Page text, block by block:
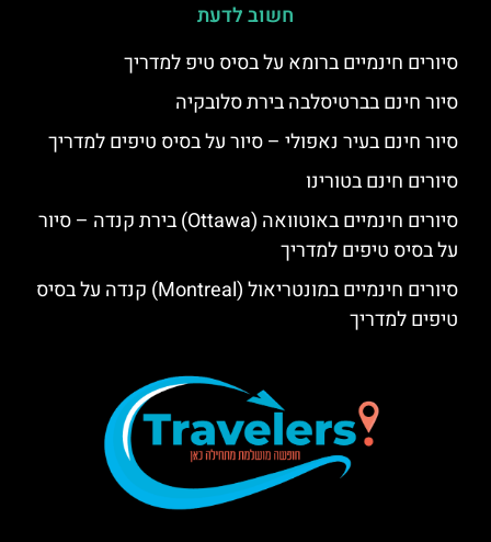
חשוב לדעת
סיורים חינמיים ברומא על בסיס טיפ למדריך
סיור חינם בברטיסלבה בירת סלובקיה
סיור חינם בעיר נאפולי – סיור על בסיס טיפים למדריך
סיורים חינם בטורינו
סיורים חינמיים באוטוואה (Ottawa) בירת קנדה – סיור
על בסיס טיפים למדריך
סיורים חינמיים במונטריאול (Montreal) קנדה על בסיס
טיפים למדריך